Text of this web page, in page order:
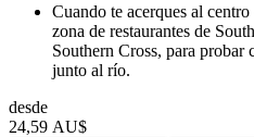
Cuando te acerques al
zona de restaurantes de
Southern Cross, para probar
junto al río.
desde
24,59 AU$